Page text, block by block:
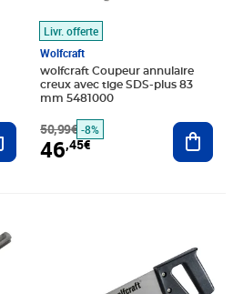
Ajouter au panier
Livr. offerte
Wolfcraft
wolfcraft Coupeur annulaire
creux avec tige SDS-plus 83
mm 5481000
50,99€ -8%
46,45€